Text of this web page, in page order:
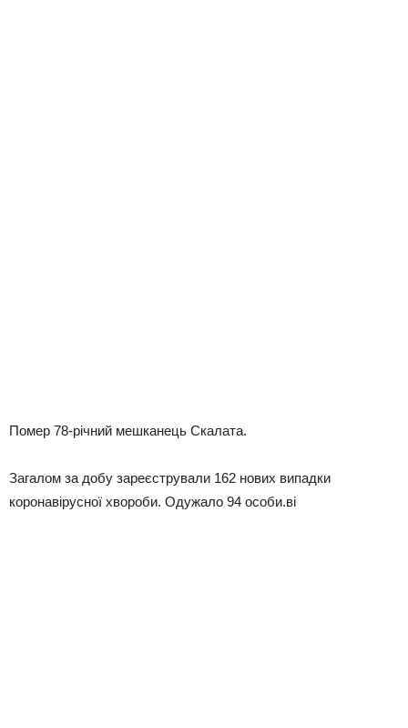
Помер 78-річний мешканець Скалата.
Загалом за добу зареєстрували 162 нових випадки
коронавірусної хвороби. Одужало 94 особи.ві